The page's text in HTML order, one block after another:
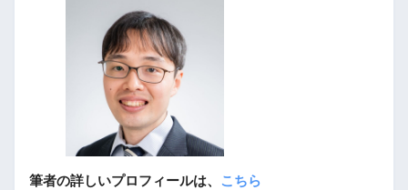
筆者の詳しいプロフィールは、 こちら